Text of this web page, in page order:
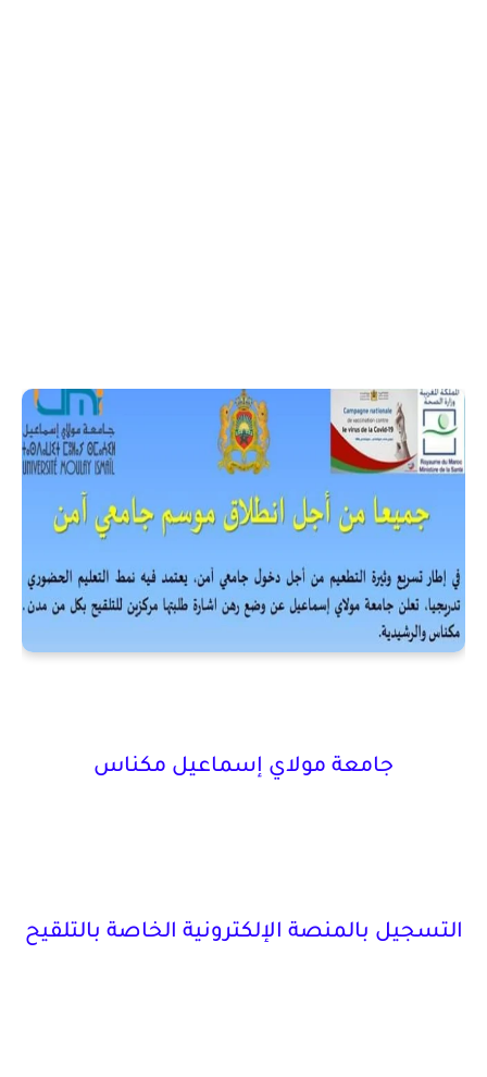
جامعة مولاي إسماعيل مكناس
التسجيل بالمنصة الإلكترونية الخاصة بالتلقيح